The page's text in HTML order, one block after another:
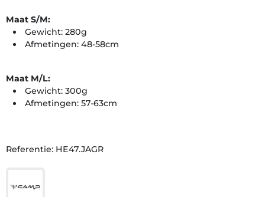
Maat S/M:
Gewicht: 280g
Afmetingen: 48-58cm
Maat M/L:
Gewicht: 300g
Afmetingen: 57-63cm
Referentie: HE47.JAGR